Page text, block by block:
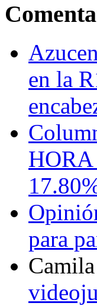
en la
HORA
para
Camila